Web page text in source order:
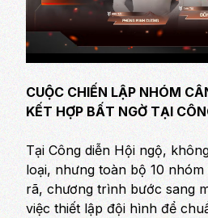
CUỘC CHIẾN LẬP NHÓM
KẾT HỢP BẤT NGỜ TẠI
Tại Công diễn Hội ngộ,
loại, nhưng toàn bộ 10
rã, chương trình bước sang
việc thiết lập đội hình để